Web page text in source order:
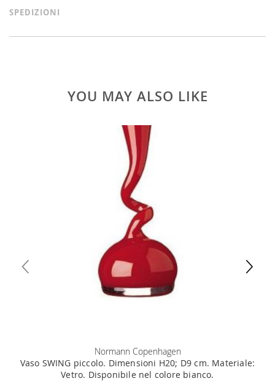
SPEDIZIONI
YOU MAY ALSO LIKE
Normann Copenhagen
Vaso SWING piccolo. Dimensioni H20; D9 cm. Materiale:
Vetro. Disponibile nel colore bianco.